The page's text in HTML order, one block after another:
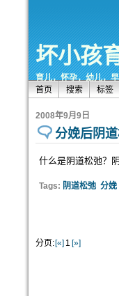
坏小孩
育儿，怀孕，幼儿，
首页
搜索 标签
2008年9月9日
分娩后阴
什么是阴道松弛？
Tags: 阴道松弛 分娩
分页: [«] 1 [»]